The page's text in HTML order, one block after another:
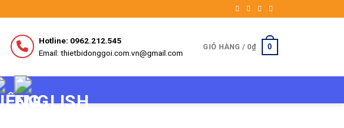
Hotline: 0962.212.545
Email: thietbidonggoi.com.vn@gmail.com
GIỎ HÀNG / 0₫ 0